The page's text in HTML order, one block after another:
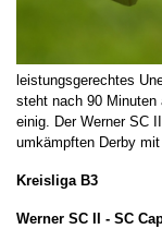
leistungsgerechtes
steht nach 90 Minuten
einig. Der Werner SC
umkämpften Derby
Kreisliga B3
Werner SC II - SC